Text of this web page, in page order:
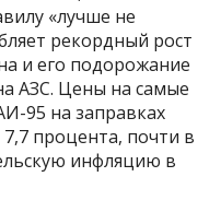
«лучше не
рекордный рост
и его подорожание
АЗС. Цены на самые
95 на заправках
процента, почти в
инфляцию в